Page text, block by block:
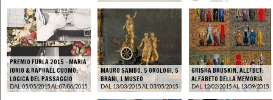
PREMIO FURLA 2015 - MARIA
IORIO & RAPHAËL CUOMO:
LOGICA DEL PASSAGGIO
DAL 05/05/2015 AL 07/06/2015
MAURO SAMBO. 5 OROLOGI, 5
BRANI, 1 MUSEO
DAL 13/03/2015 AL 03/05/2015
GRISHA BRUSKIN. ALEFBET:
ALFABETO DELLA MEMORIA
DAL 12/02/2015 AL 13/09/2015